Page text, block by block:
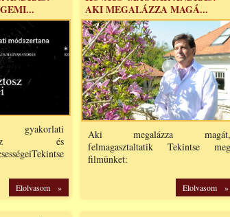
és
Elolvasom »
AKI MEGALÁZZA MAGÁ...
Aki megalázza magát,
felmagasztaltatik Tekintse meg
filmünket:
Elolvasom »